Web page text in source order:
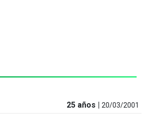
25 años |20/03/2001